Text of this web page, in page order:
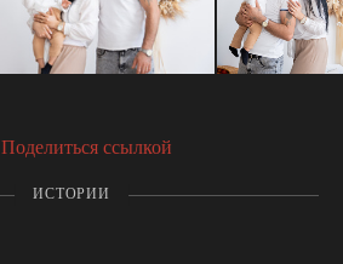
Поделиться ссылкой
ИСТОРИИ